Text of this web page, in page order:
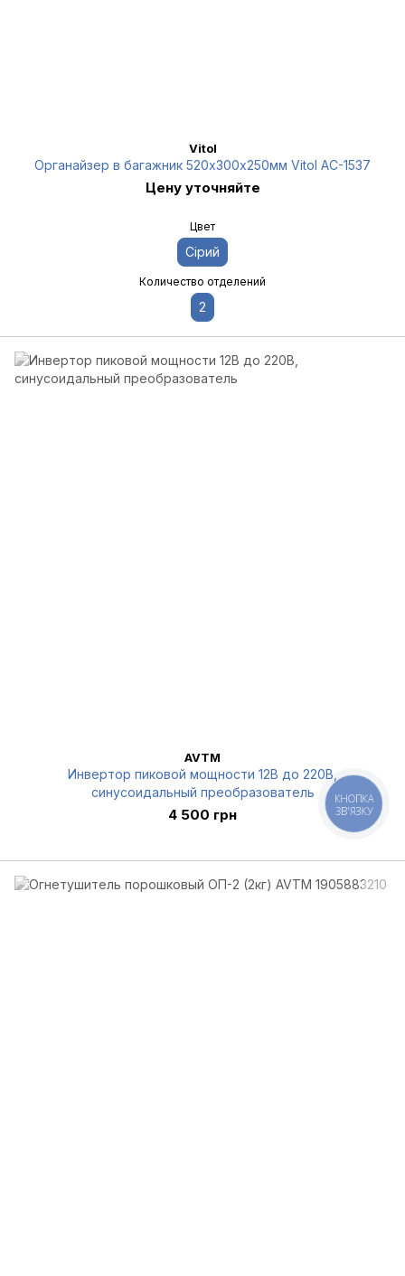
Vitol
Органайзер в багажник 520х300х250мм Vitol AC-1537
Цену уточняйте
Цвет
Сірий
Количество отделений
2
AVTM
Инвертор пиковой мощности 12В до 220В,
синусоидальный преобразователь
4 500 грн
КНОПКА
ЗВ'ЯЗКУ